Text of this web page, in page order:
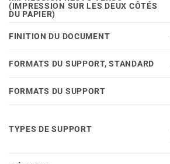
(IMPRESSION SUR LES DEUX CÔTÉS
DU PAPIER)
FINITION DU DOCUMENT
FORMATS DU SUPPORT, STANDARD
FORMATS DU SUPPORT
TYPES DE SUPPORT